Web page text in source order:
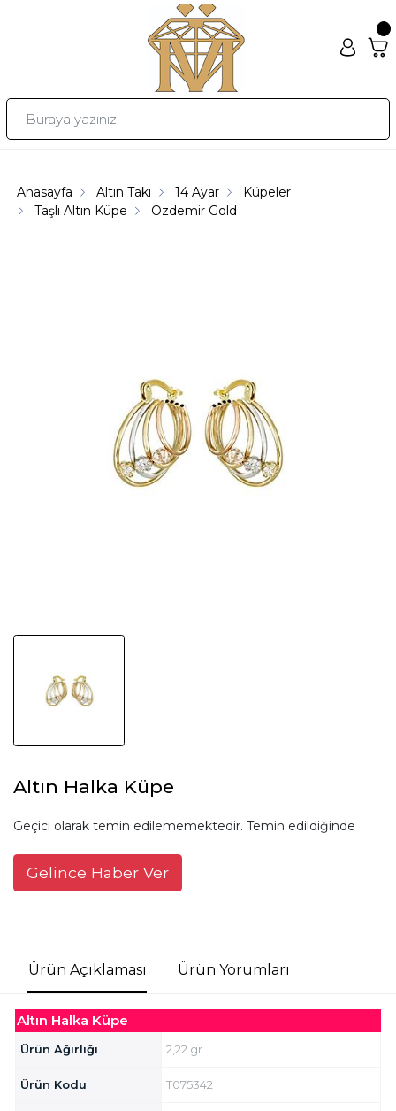
Anasayfa Altın Takı 14 Ayar
Küpeler
Taşlı Altın Küpe
Özdemir Gold
Altın Halka Küpe
Geçici olarak temin edilememektedir. Temin edildiğinde
Gelince Haber Ver
Ürün Açıklaması Ürün Yorumları
Altın Halka Küpe
Ürün Ağırlığı 2,22 gr
Ürün Kodu T075342